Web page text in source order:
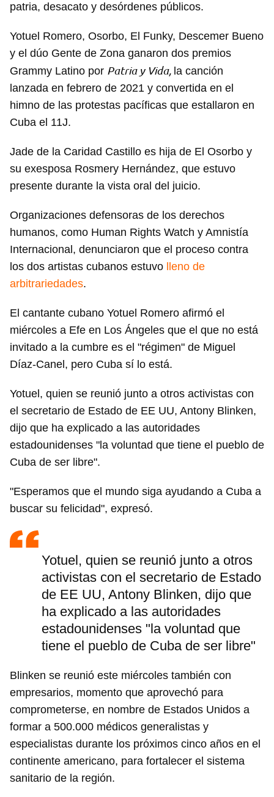
patria, desacato y desórdenes públicos.
Yotuel Romero, Osorbo, El Funky, Descemer Bueno
y el dúo Gente de Zona ganaron dos premios
Grammy Latino por Patria y Vida, la canción
lanzada en febrero de 2021 y convertida en el
himno de las protestas pacíficas que estallaron en
Cuba el 11J.
Jade de la Caridad Castillo es hija de El Osorbo y
su exesposa Rosmery Hernández, que estuvo
presente durante la vista oral del juicio.
Organizaciones defensoras de los derechos
humanos, como Human Rights Watch y Amnistía
Internacional, denunciaron que el proceso contra
los dos artistas cubanos estuvo
lleno de
arbitrariedades.
El cantante cubano Yotuel Romero afirmó el
miércoles a Efe en Los Ángeles que el que no está
invitado a la cumbre es el "régimen" de Miguel
Díaz-Canel, pero Cuba sí lo está.
Yotuel, quien se reunió junto a otros activistas con
el secretario de Estado de EE UU, Antony Blinken,
dijo que ha explicado a las autoridades
estadounidenses "la voluntad que tiene el pueblo de
Cuba de ser libre".
"Esperamos que el mundo siga ayudando a Cuba a
buscar su felicidad", expresó.
Yotuel, quien se reunió junto a otros
activistas con el secretario de Estado
de EE UU, Antony Blinken, dijo que
ha explicado a las autoridades
estadounidenses "la voluntad que
tiene el pueblo de Cuba de ser libre"
Blinken se reunió este miércoles también con
empresarios, momento que aprovechó para
comprometerse, en nombre de Estados Unidos a
formar a 500.000 médicos generalistas y
especialistas durante los próximos cinco años en el
continente americano, para fortalecer el sistema
sanitario de la región.